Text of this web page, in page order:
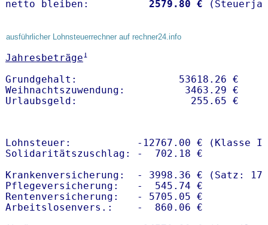
netto bleiben: 2579.80 €
ausführlicher Lohnsteuerrechner auf rechner24.info
Jahresbeträge1
Grundgehalt:                 53618.26 €
Weihnachtszuwendung:          3463.29 €
Lohnsteuer:           -12767.00 € (Klasse I)
Solidaritätszuschlag: -  702.18 €
Krankenversicherung:  - 3998.36 € (Satz:
Pflegeversicherung:   -  545.74 €
Rentenversicherung:   - 5705.05 €
Arbeitslosenvers.:    -  860.06 €